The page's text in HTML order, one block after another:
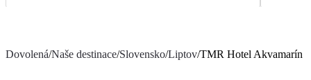
Dovolená/Naše destinace/Slovensko/Liptov/TMR Hotel Akvamarín